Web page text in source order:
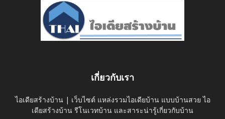
เกี่ยวกับเรา
ไอเดียสร้างบ้าน | เว็บไซต์ แหล่งรวมไอเดียบ้าน แบบบ้านสวย ไอ
เดียสร้างบ้าน รีโนเวทบ้าน และสาระน่ารู้เกี่ยวกับบ้าน